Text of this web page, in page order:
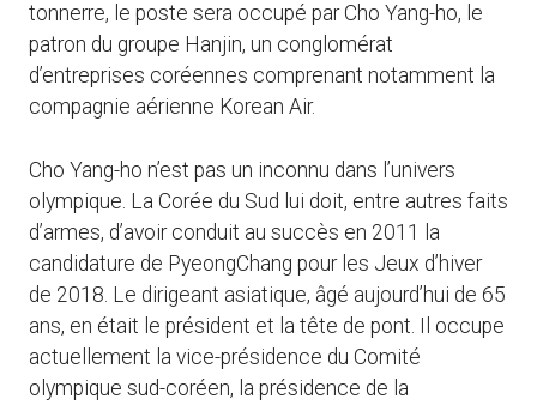
tonnerre, le poste sera occupé par Cho Yang-ho, le
patron du groupe Hanjin, un conglomérat
d’entreprises coréennes comprenant notamment la
compagnie aérienne Korean Air.
Cho Yang-ho n’est pas un inconnu dans l’univers
olympique. La Corée du Sud lui doit, entre autres faits
d’armes, d’avoir conduit au succès en 2011 la
candidature de PyeongChang pour les Jeux d’hiver
de 2018. Le dirigeant asiatique, âgé aujourd’hui de 65
ans, en était le président et la tête de pont. Il occupe
actuellement la vice-présidence du Comité
olympique sud-coréen, la présidence de la